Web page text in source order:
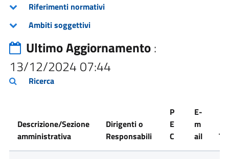
Riferimenti normativi
Ambiti soggettivi
Ultimo Aggiornamento:
13/12/2024 07:44
Ricerca
Descrizione/Sezione
amministrativa
Dirigenti o
Responsabili
P
E
C
E-
m
ail